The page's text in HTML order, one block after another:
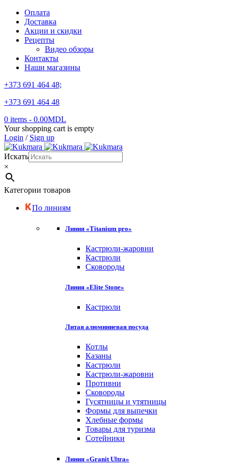
Оплата
Доставка
Акции и скидки
Рецепты
Видео обзоры
Контакты
Наши магазины
+373 691 464 48;
+373 691 464 48
0 items - 0.00MDL
Your shopping cart is empty
Login / Sign up
Искать
×
Категории товаров
По линиям
Линия «Titanium pro»
Кастрюли-жаровни
Кастрюли
Сковороды
Линия «Elite Stone»
Кастрюли
Литая алюминиевая посуда
Котлы
Казаны
Кастрюли
Кастрюли-жаровни
Противни
Сковороды
Гусятницы и утятницы
Формы для выпечки
Хлебные формы
Товары для туризма
Сотейники
Линия «Granit Ultra»